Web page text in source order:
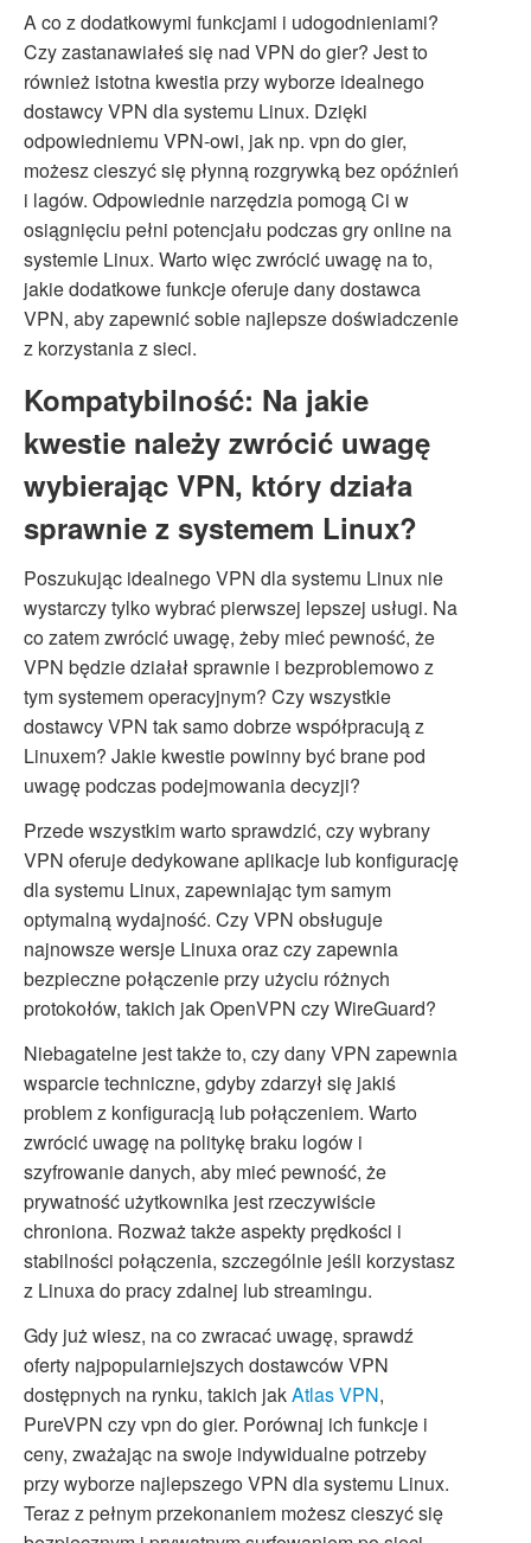
A co z dodatkowymi funkcjami i udogodnieniami?
Czy zastanawiałeś się nad VPN do gier? Jest to
również istotna kwestia przy wyborze idealnego
dostawcy VPN dla systemu Linux. Dzięki
odpowiedniemu VPN-owi, jak np. vpn do gier,
możesz cieszyć się płynną rozgrywką bez opóźnień
i lagów. Odpowiednie narzędzia pomogą Ci w
osiągnięciu pełni potencjału podczas gry online na
systemie Linux. Warto więc zwrócić uwagę na to,
jakie dodatkowe funkcje oferuje dany dostawca
VPN, aby zapewnić sobie najlepsze doświadczenie
z korzystania z sieci.
Kompatybilność: Na jakie
kwestie należy zwrócić uwagę
wybierając VPN, który działa
sprawnie z systemem Linux?
Poszukując idealnego VPN dla systemu Linux nie
wystarczy tylko wybrać pierwszej lepszej usługi. Na
co zatem zwrócić uwagę, żeby mieć pewność, że
VPN będzie działał sprawnie i bezproblemowo z
tym systemem operacyjnym? Czy wszystkie
dostawcy VPN tak samo dobrze współpracują z
Linuxem? Jakie kwestie powinny być brane pod
uwagę podczas podejmowania decyzji?
Przede wszystkim warto sprawdzić, czy wybrany
VPN oferuje dedykowane aplikacje lub konfigurację
dla systemu Linux, zapewniając tym samym
optymalną wydajność. Czy VPN obsługuje
najnowsze wersje Linuxa oraz czy zapewnia
bezpieczne połączenie przy użyciu różnych
protokołów, takich jak OpenVPN czy WireGuard?
Niebagatelne jest także to, czy dany VPN zapewnia
wsparcie techniczne, gdyby zdarzył się jakiś
problem z konfiguracją lub połączeniem. Warto
zwrócić uwagę na politykę braku logów i
szyfrowanie danych, aby mieć pewność, że
prywatność użytkownika jest rzeczywiście
chroniona. Rozważ także aspekty prędkości i
stabilności połączenia, szczególnie jeśli korzystasz
z Linuxa do pracy zdalnej lub streamingu.
Gdy już wiesz, na co zwracać uwagę, sprawdź
oferty najpopularniejszych dostawców VPN
dostępnych na rynku, takich jakAtlas VPN,
PureVPN czy vpn do gier. Porównaj ich funkcje i
ceny, zważając na swoje indywidualne potrzeby
przy wyborze najlepszego VPN dla systemu Linux.
Teraz z pełnym przekonaniem możesz cieszyć się